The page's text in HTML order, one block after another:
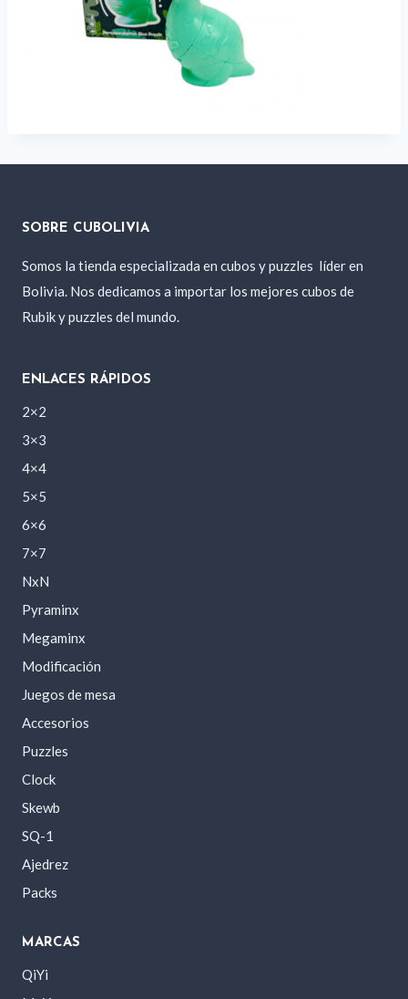
SOBRE CUBOLIVIA
Somos la tienda especializada en cubos y puzzles líder en
Bolivia. Nos dedicamos a importar los mejores cubos de
Rubik y puzzles del mundo.
ENLACES RÁPIDOS
2×2
3×3
4×4
5×5
6×6
7×7
NxN
Pyraminx
Megaminx
Modificación
Juegos de mesa
Accesorios
Puzzles
Clock
Skewb
SQ-1
Ajedrez
Packs
MARCAS
QiYi